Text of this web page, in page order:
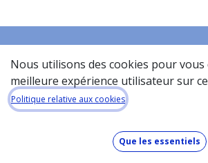
Accueil
À propos de la base de donneés​
Quel est le coût de la base de données ?
Comment fonctionne la base de données ?
Que contient la base de données ?
Nous utilisons des cookies pour
meilleure expérience utilisateur sur
Politique relative aux cookies
Que les essentiels